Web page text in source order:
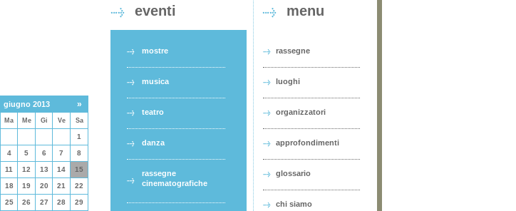
giugno 2013 »
Ma Me Gi Ve Sa
1
4 5 6 7 8
11 12 13 14 15
18 19 20 21 22
25 26 27 28 29
eventi
mostre
musica
teatro
danza
rassegne
cinematografiche
menu
rassegne
luoghi
organizzatori
approfondimenti
glossario
chi siamo